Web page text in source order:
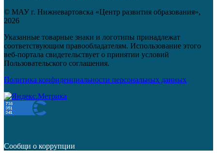
© МАУ г. Нижневартовска «Центр развития образования»,
2026
Указанные товарные знаки и логотипы принадлежат
соответствующим правообладателям. Использование этого
веб-портала свидетельствует о принятии условий
Пользовательского соглашения.
Политика конфиденциальности персональных данных
Сообщи о коррупции